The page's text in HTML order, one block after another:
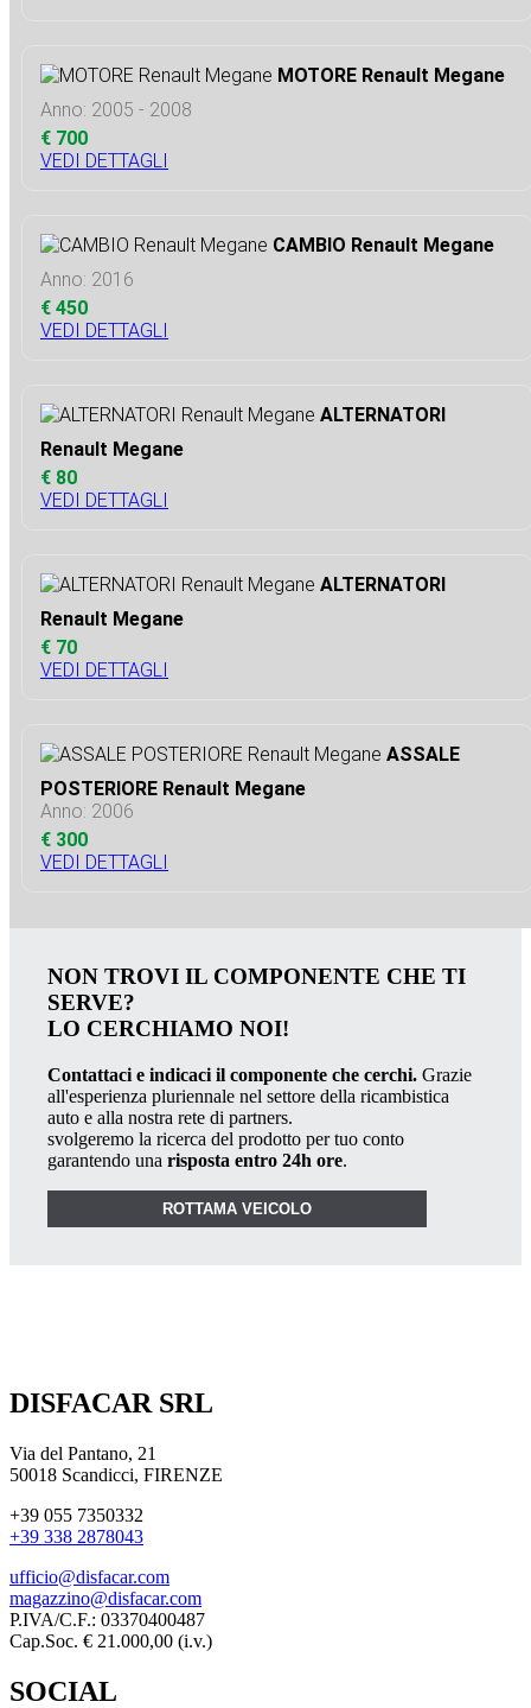
MOTORE Renault Megane
Anno: 2005 - 2008
€ 700
VEDI DETTAGLI
CAMBIO Renault Megane
Anno: 2016
€ 450
VEDI DETTAGLI
ALTERNATORI
Renault Megane
€ 80
VEDI DETTAGLI
ALTERNATORI
Renault Megane
€ 70
VEDI DETTAGLI
ASSALE
POSTERIORE Renault Megane
Anno: 2006
€ 300
VEDI DETTAGLI
NON TROVI IL COMPONENTE CHE TI
SERVE?
LO CERCHIAMO NOI!
Contattaci e indicaci il componente che cerchi. Grazie
all'esperienza pluriennale nel settore della ricambistica
auto e alla nostra rete di partners.
svolgeremo la ricerca del prodotto per tuo conto
garantendo una risposta entro 24h ore.
ROTTAMA VEICOLO
DISFACAR SRL
Via del Pantano, 21
50018 Scandicci, FIRENZE
+39 055 7350332
+39 338 2878043
ufficio@disfacar.com
magazzino@disfacar.com
P.IVA/C.F.: 03370400487
Cap.Soc. € 21.000,00 (i.v.)
SOCIAL